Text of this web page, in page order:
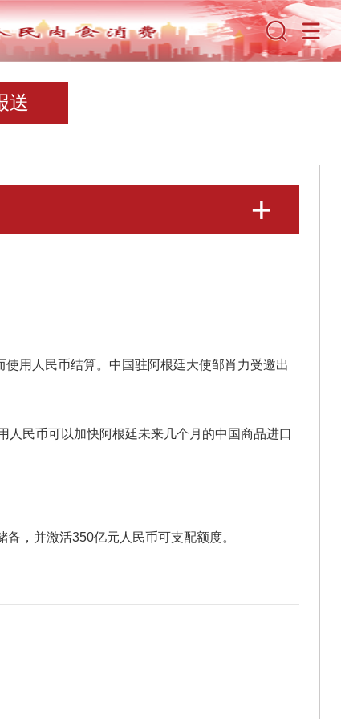
送
用人民币结算。中国驻阿根廷大使邹肖力受邀出
民币可以加快阿根廷未来几个月的中国商品进口
，并激活350亿元人民币可支配额度。